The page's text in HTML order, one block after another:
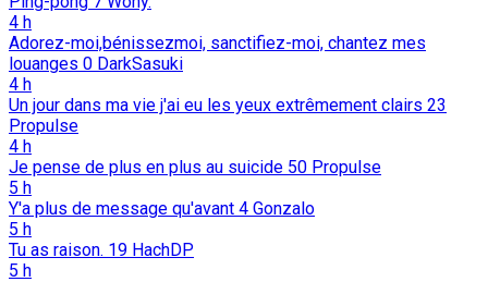
4 h
Adorez-moi,bénissezmoi, sanctifiez-moi, chantez mes
louanges 0 DarkSasuki
4 h
Un jour dans ma vie j'ai eu les yeux extrêmement clairs 23
Propulse
4 h
Je pense de plus en plus au suicide 50 Propulse
5 h
Y'a plus de message qu'avant 4 Gonzalo
5 h
Tu as raison. 19 HachDP
5 h